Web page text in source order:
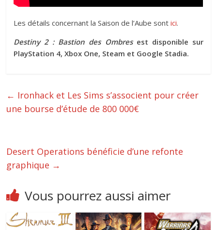
Les détails concernant la Saison de l’Aube sontici.
Destiny 2 : Bastion des Ombresest disponible sur
PlayStation 4, Xbox One, Steam et Google Stadia.
← Ironhack et Les Sims s’associent pour créer
une bourse d’étude de 800 000€
Desert Operations bénéficie d’une refonte
graphique →
Vous pourrez aussi aimer